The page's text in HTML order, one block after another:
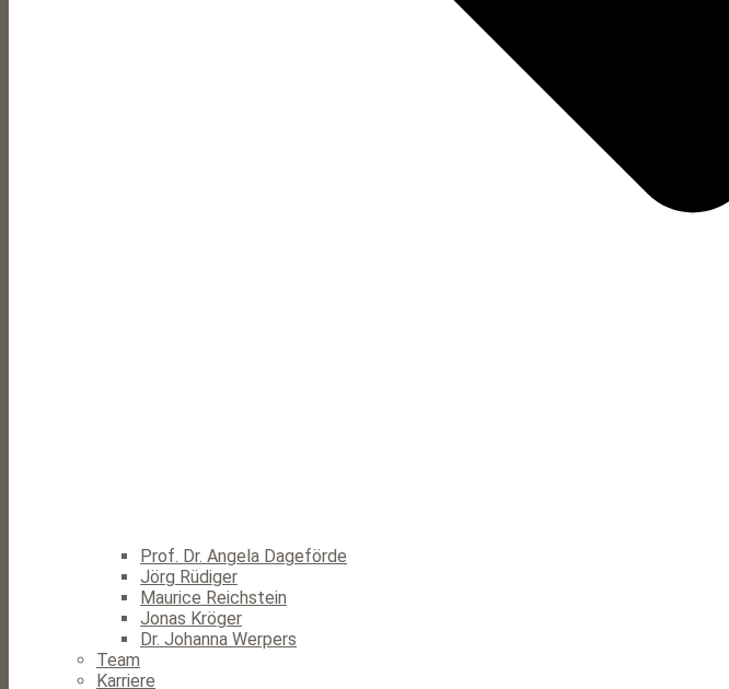
Prof. Dr. Angela Dageförde
Jörg Rüdiger
Maurice Reichstein
Jonas Kröger
Dr. Johanna Werpers
Team
Karriere